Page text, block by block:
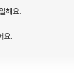
해요.
요.